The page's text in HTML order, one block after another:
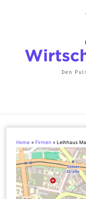
Den
Home » Firmen »Leihhaus